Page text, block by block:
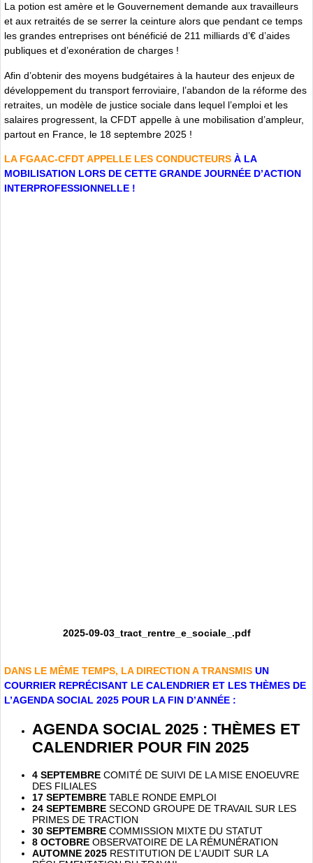
La potion est amère et le Gouvernement demande aux travailleurs
et aux retraités de se serrer la ceinture alors que pendant ce temps
les grandes entreprises ont bénéficié de 211 milliards d’€ d’aides
publiques et d’exonération de charges !
Afin d’obtenir des moyens budgétaires à la hauteur des enjeux de
développement du transport ferroviaire, l’abandon de la réforme des
retraites, un modèle de justice sociale dans lequel l’emploi et les
salaires progressent, la CFDT appelle à une mobilisation d’ampleur,
partout en France, le 18 septembre 2025 !
LA FGAAC-CFDT APPELLE LES CONDUCTEURS À LA
MOBILISATION LORS DE CETTE GRANDE JOURNÉE D’ACTION
INTERPROFESSIONNELLE !
2025-09-03_tract_rentre_e_sociale_.pdf
DANS LE MÊME TEMPS, LA DIRECTION A TRANSMIS UN
COURRIER REPRÉCISANT LE CALENDRIER ET LES THÈMES DE
L’AGENDA SOCIAL 2025 POUR LA FIN D’ANNÉE :
AGENDA SOCIAL 2025 : THÈMES ET
CALENDRIER POUR FIN 2025
4 SEPTEMBRE COMITÉ DE SUIVI DE LA MISE ENOEUVRE
DES FILIALES
17 SEPTEMBRE TABLE RONDE EMPLOI
24 SEPTEMBRE SECOND GROUPE DE TRAVAIL SUR LES
PRIMES DE TRACTION
30 SEPTEMBRE COMMISSION MIXTE DU STATUT
8 OCTOBRE OBSERVATOIRE DE LA RÉMUNÉRATION
AUTOMNE 2025 RESTITUTION DE L’AUDIT SUR LA